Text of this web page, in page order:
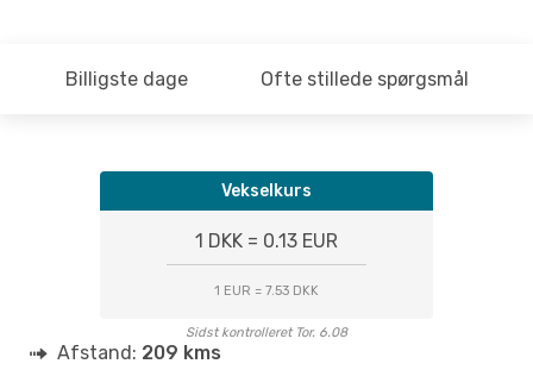
Billigste dage Ofte stillede spørgsmål
Vekselkurs
1 DKK = 0.13 EUR
1 EUR = 7.53 DKK
Sidst kontrolleret Tor. 6.08
Afstand: 209 kms